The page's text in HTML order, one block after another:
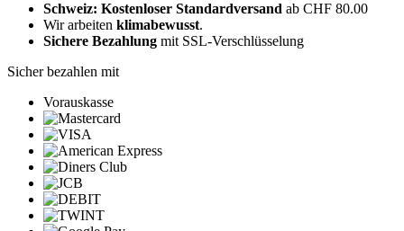
Schweiz: Kostenloser Standardversand ab CHF 80.00
Wir arbeiten klimabewusst.
Sichere Bezahlung mit SSL-Verschlüsselung
Sicher bezahlen mit
Vorauskasse